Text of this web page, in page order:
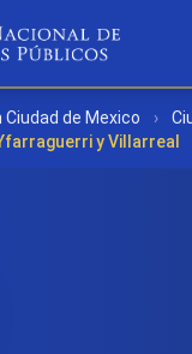
Ciudad de Mexico ›
y Villarreal